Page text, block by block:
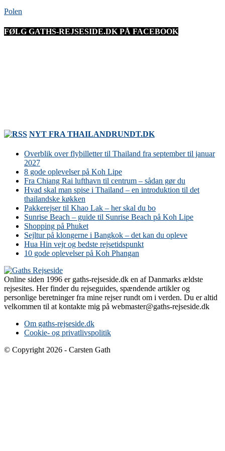
Polen
FØLG GATHS-REJSESIDE.DK PÅ FACEBOOK
NYT FRA THAILANDRUNDT.DK
Overblik over flybilletter til Thailand fra september til januar
2027
8 gode oplevelser på Koh Lipe
Fra Chiang Rai lufthavn til centrum – sådan gør du
Hvad skal man spise i Thailand – en introduktion til det
thailandske køkken
Pakkerejser til Khao Lak – her skal du bo
Sunrise Beach – guide til Sunrise Beach på Koh Lipe
Shopping på Phuket
Sejltur på klongerne i Bangkok – det kan du opleve
Hua Hin vejr og bedste rejsetidspunkt
10 gode oplevelser på Koh Phangan
Online siden 1996 er gaths-rejseside.dk en af Danmarks ældste
rejsesites. Her finder du rejseguides, spændende artikler og
personlige beretninger fra mine rejser rundt om i verden. Du er altid
velkommen til at kontakte mig på webmaster@gaths-rejseside.dk
Om gaths-rejseside.dk
Cookie- og privatlivspolitik
© Copyright 2026 - Carsten Gath